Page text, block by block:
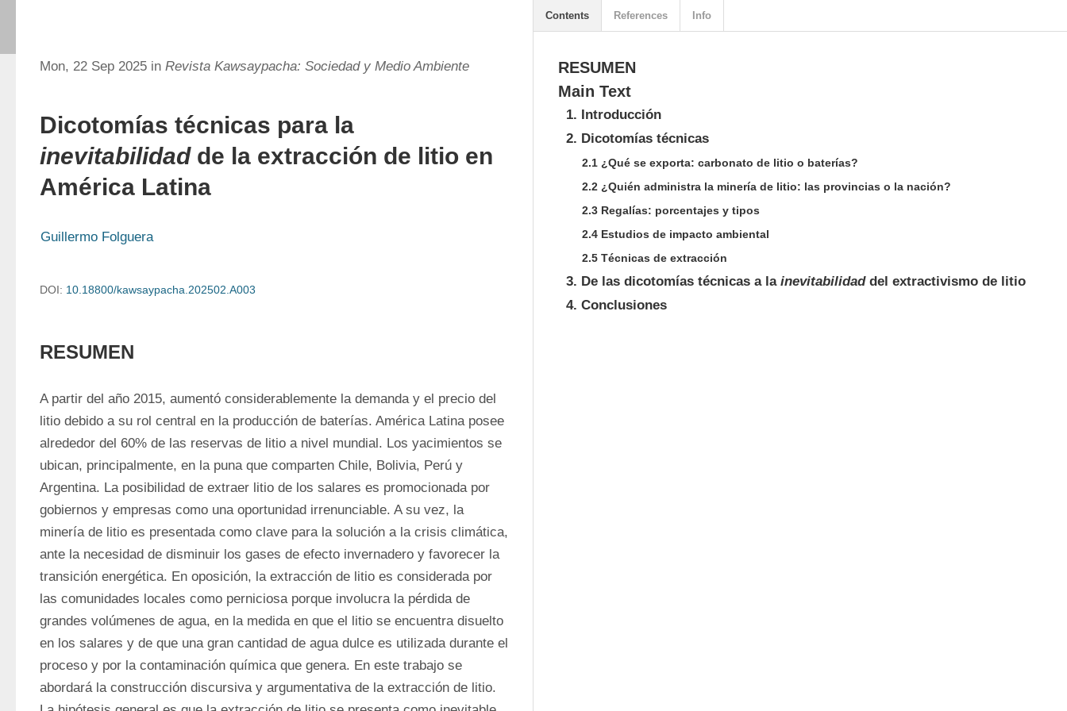
Mon, 22 Sep 2025 in Revista Kawsaypacha: Sociedad y Medio Ambiente
Dicotomías técnicas para la
inevitabilidadde la extracción de litio en
América Latina
Guillermo Folguera
DOI: 10.18800/kawsaypacha.202502.A003
RESUMEN
A partir del año 2015, aumentó considerablemente la demanda y el precio del
litio debido a su rol central en la producción de baterías. América Latina posee
alrededor del 60% de las reservas de litio a nivel mundial. Los yacimientos se
ubican, principalmente, en la puna que comparten Chile, Bolivia, Perú y
Argentina. La posibilidad de extraer litio de los salares es promocionada por
gobiernos y empresas como una oportunidad irrenunciable. A su vez, la
minería de litio es presentada como clave para la solución a la crisis climática,
ante la necesidad de disminuir los gases de efecto invernadero y favorecer la
transición energética. En oposición, la extracción de litio es considerada por
las comunidades locales como perniciosa porque involucra la pérdida de
grandes volúmenes de agua, en la medida en que el litio se encuentra disuelto
en los salares y de que una gran cantidad de agua dulce es utilizada durante el
proceso y por la contaminación química que genera. En este trabajo se
abordará la construcción discursiva y argumentativa de la extracción de litio.
RESUMEN
Main Text
1. Introducción
2. Dicotomías técnicas
2.1 ¿Qué se exporta: carbonato de litio o baterías?
2.2 ¿Quién administra la minería de litio: las provincias o la nación?
2.3 Regalías: porcentajes y tipos
2.4 Estudios de impacto ambiental
2.5 Técnicas de extracción
3. De las dicotomías técnicas a la inevitabilidaddel extractivismo de litio
4. Conclusiones
Contents References Info